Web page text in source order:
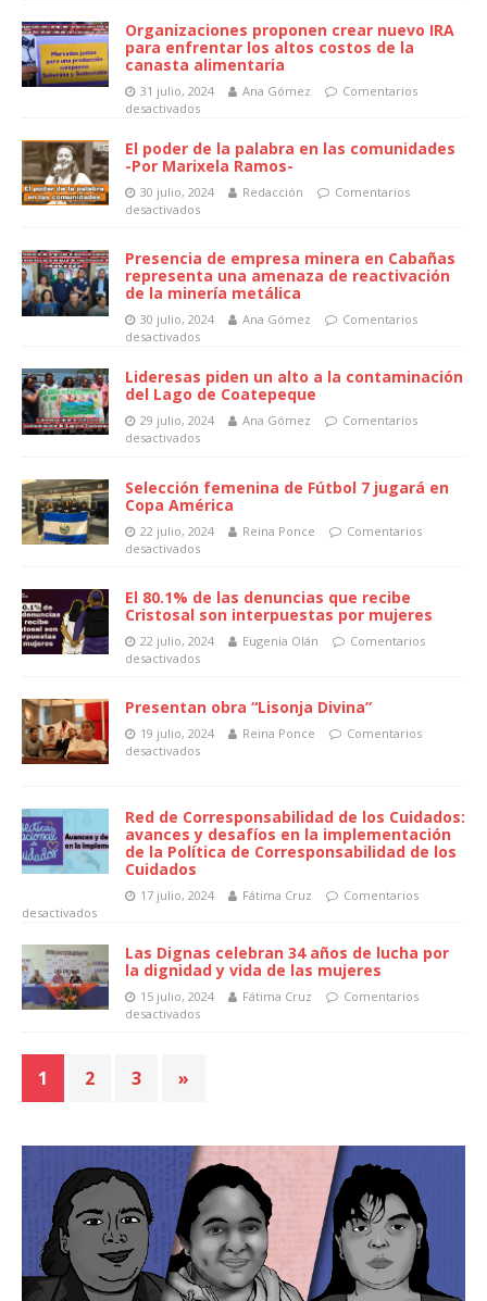
Organizaciones proponen crear nuevo IRA
para enfrentar los altos costos de la
canasta alimentaria
31 julio, 2024 Ana Gómez
Comentarios
desactivados
El poder de la palabra en las comunidades
-Por Marixela Ramos-
30 julio, 2024 Redacción
Comentarios
desactivados
Presencia de empresa minera en Cabañas
representa una amenaza de reactivación
de la minería metálica
30 julio, 2024 Ana Gómez
Comentarios
desactivados
Lideresas piden un alto a la contaminación
del Lago de Coatepeque
29 julio, 2024 Ana Gómez
Comentarios
desactivados
Selección femenina de Fútbol 7 jugará en
Copa América
22 julio, 2024 Reina Ponce
Comentarios
desactivados
El 80.1% de las denuncias que recibe
Cristosal son interpuestas por mujeres
22 julio, 2024 Eugenia Olán
Comentarios
desactivados
Presentan obra “Lisonja Divina”
19 julio, 2024 Reina Ponce
Comentarios
desactivados
Red de Corresponsabilidad de los Cuidados:
avances y desafíos en la implementación
de la Política de Corresponsabilidad de los
Cuidados
17 julio, 2024 Fátima Cruz
Comentarios
desactivados
Las Dignas celebran 34 años de lucha por
la dignidad y vida de las mujeres
15 julio, 2024 Fátima Cruz
Comentarios
desactivados
1 2 3 »